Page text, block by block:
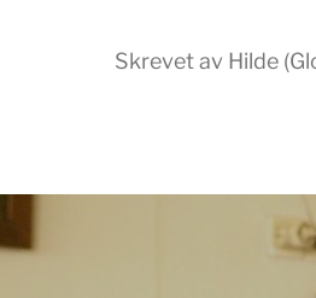
Skrevet av Hilde